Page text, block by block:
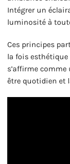
Intégrer un
luminosité à
Ces principes
la fois
s’affirme
être quotidien et